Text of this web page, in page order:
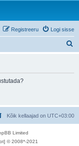
Logi sisse
Registreeru
Kõik kellaajad on UTC+03:00
Limited
© 2008*-2021